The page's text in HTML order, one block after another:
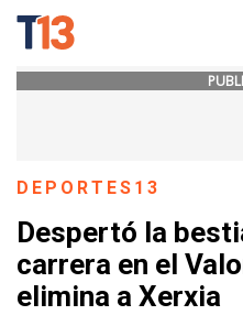
DEPORTES13
Despertó la
carrera en el
elimina a Xerxia